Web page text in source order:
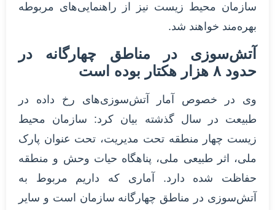
سازمان محیط زیست نیز از راهنمایی‌های مربوطه
بهره‌مند خواهند شد.
آتش‌سوزی در مناطق چهارگانه در
حدود ۸ هزار هکتار بوده است
وی در خصوص آمار آتش‌سوزی‌های رخ داده در
طبیعت در سال گذشته بیان کرد: سازمان محیط
زیست چهار منطقه تحت مدیریت، تحت عنوان پارک
ملی، اثر طبیعی ملی، پناهگاه حیات وحش و منطقه
حفاظت شده دارد. آماری که داریم مربوط به
آتش‌سوزی در مناطق چهارگانه سازمان است و سایر